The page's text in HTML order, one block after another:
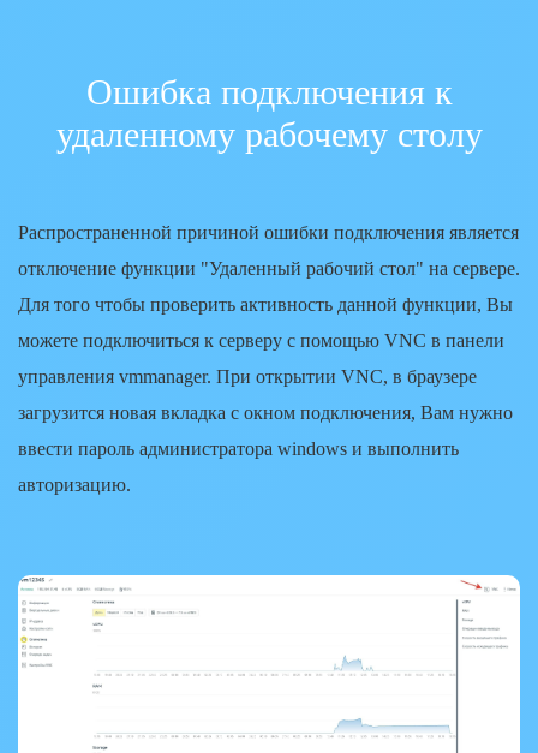
Ошибка подключения к
удаленному рабочему столу
Распространенной причиной ошибки подключения является
отключение функции "Удаленный рабочий стол" на сервере.
Для того чтобы проверить активность данной функции, Вы
можете подключиться к серверу с помощью VNC в панели
управления vmmanager. При открытии VNC, в браузере
загрузится новая вкладка с окном подключения, Вам нужно
ввести пароль администратора windows и выполнить
авторизацию.